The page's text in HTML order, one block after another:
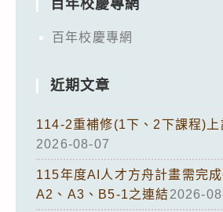
百年校慶專網
百年校慶專網
近期文章
114-2重補修(1下、2下課程)上
2026-08-07
115年度AI人才方舟計畫需完成
A2、A3、B5-1之連結2026-